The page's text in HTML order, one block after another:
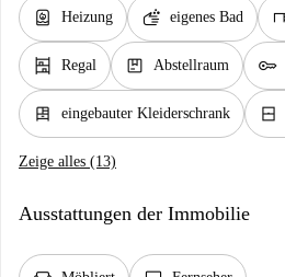
water_heater Heizung soap eigenes Bad
shelves Regal package Abstellraum key
dresser eingebauter Kleiderschrank window_closed
Zeige alles (13)
Ausstattungen der Immobilie